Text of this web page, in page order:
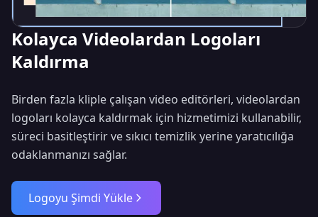
Kolayca Videolardan Logoları
Kaldırma
Birden fazla kliple çalışan video editörleri, videolardan
logoları kolayca kaldırmak için hizmetimizi kullanabilir,
süreci basitleştirir ve sıkıcı temizlik yerine yaratıcılığa
odaklanmanızı sağlar.
Logoyu Şimdi Yükle
DEVRIM NITELIĞINDE YAPAY ZEKA MODELI
🎬
Seedance 2.0
Daha hızlı. Daha akıllı. Her zamankinden daha
yaratıcı.